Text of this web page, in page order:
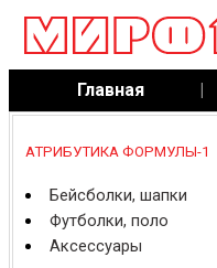
Главная |
АТРИБУТИКА ФОРМУЛЫ-1
Бейсболки, шапки
Футболки, поло
Аксессуары